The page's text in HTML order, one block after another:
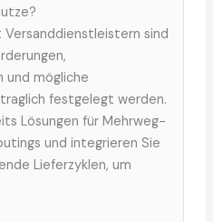
Versanddienstleistern sind
und mögliche
festgelegt werden.
Lösungen für Mehrweg-
und integrieren Sie
Lieferzyklen, um